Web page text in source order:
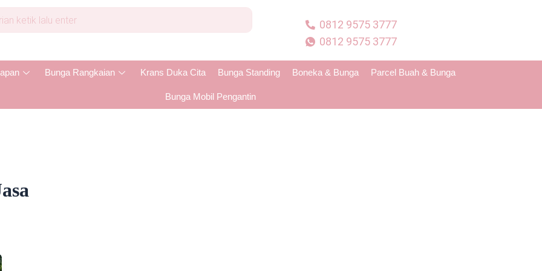
0812 9575 3777
0812 9575 3777
Bunga Rangkaian Krans Duka Cita Bunga Standing Boneka & Bunga Parcel Buah & Bunga
Bunga Mobil Pengantin